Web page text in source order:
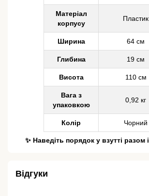
Матеріал
корпусу
Пластик
Ширина 64 см
Глибина 19 см
Висота 110 см
Вага з
упаковкою
0,92 кг
Колір Чорний
✨ Наведіть порядок у взутті разом
Відгуки